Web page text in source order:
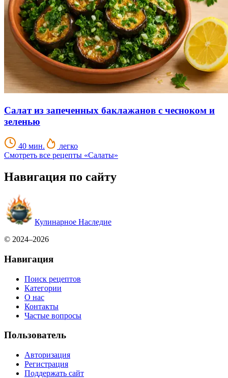
Салат из запеченных баклажанов с чесноком и
зеленью
40 мин.
легко
Смотреть все рецепты «Салаты»
Навигация по сайту
Кулинарное Наследие
© 2024–2026
Навигация
Поиск рецептов
Категории
О нас
Контакты
Частые вопросы
Пользователь
Авторизация
Регистрация
Поддержать сайт